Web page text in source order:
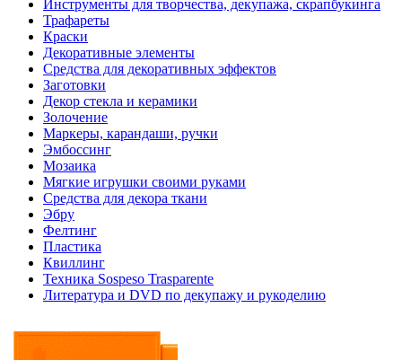
Инструменты для творчества, декупажа, скрапбукинга
Трафареты
Краски
Декоративные элементы
Средства для декоративных эффектов
Заготовки
Декор стекла и керамики
Золочение
Маркеры, карандаши, ручки
Эмбоссинг
Мозаика
Мягкие игрушки своими руками
Средства для декора ткани
Эбру
Фелтинг
Пластика
Квиллинг
Техника Sospeso Trasparente
Литература и DVD по декупажу и рукоделию